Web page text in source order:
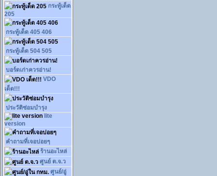
กระทู้เด็ด
205
กระทู้เด็ด 405 406
กระทู้เด็ด 504 505
บอร์ดเก่าควรอ่าน!
VDO
เด็ด!!!
ประวัติซ่อมบำรุง
lite
version
คำถามที่เจอบ่อยๆ
ร้านอะไหล่
ศูนย์ ต.จ.ว
ศูนย์/อู่